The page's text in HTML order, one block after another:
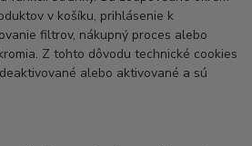
v košíku, prihlásenie k
filtrov, nákupný proces alebo
Z tohto dôvodu technické cookies
alebo aktivované a sú